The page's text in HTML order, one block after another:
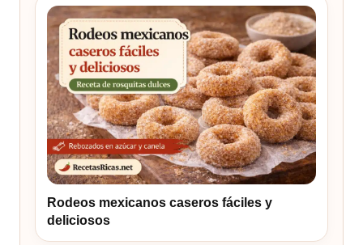
Rodeos mexicanos caseros fáciles y
deliciosos